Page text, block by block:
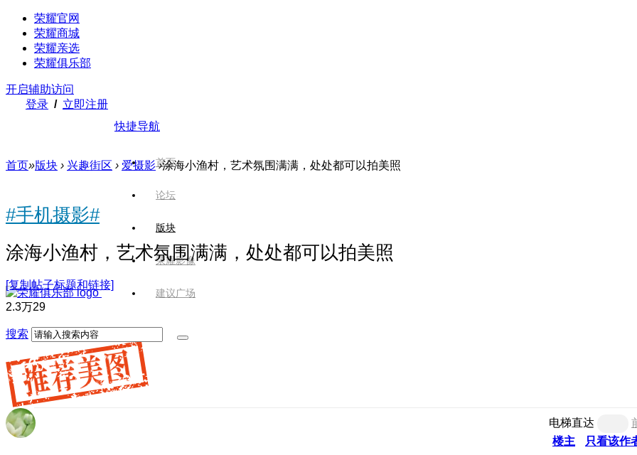
荣耀官网
荣耀商城
荣耀亲选
荣耀俱乐部
开启辅助访问
登录 / 立即注册
快捷导航
首页
论坛
版块
荣耀影像
建议广场
搜索
首页»版块 › 兴趣街区 › 爱摄影 ›涂海小渔村，艺术氛围满满，处处都可以拍美照
#手机摄影#
涂海小渔村，艺术氛围满满，处处都可以拍美照
[复制帖子标题和链接]
2.3万29
电梯直达
楼主
只看该作